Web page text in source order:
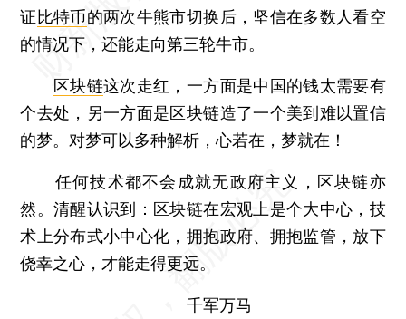
证 比特币的两次牛熊市切换后，坚信在多数人看空
的情况下，还能走向第三轮牛市。
区块链这次走红，一方面是中国的钱太需要有
个去处，另一方面是区块链造了一个美到难以置信
的梦。对梦可以多种解析，心若在，梦就在！
任何技术都不会成就无政府主义，区块链亦
然。清醒认识到：区块链在宏观上是个大中心，技
术上分布式小中心化，拥抱政府、拥抱监管，放下
侥幸之心，才能走得更远。
千军万马